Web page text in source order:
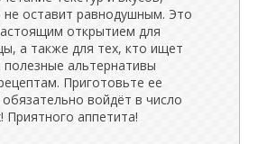
не оставит равнодушным. Это
открытием для
а также для тех, кто ищет
полезные альтернативы
Приготовьте ее
войдёт в число
аппетита!